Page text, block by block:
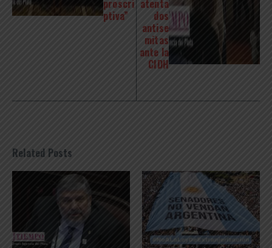
proscri
ptiva”
atenta
dos
antise
mitas
ante la
CIDH
Related Posts